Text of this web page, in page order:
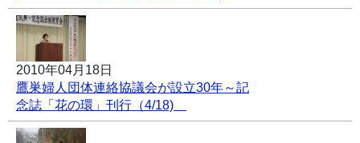
2010年04月18日
鷹巣婦人団体連絡協議会が設立30年～記
念誌「花の環」刊行（4/18)